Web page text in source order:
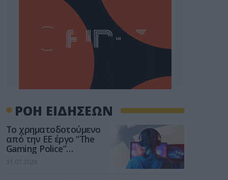
ΡΟΗ ΕΙΔΗΣΕΩΝ
Το χρηματοδοτούμενο
από την ΕΕ έργο “The
Gaming Police”
ενισχύει την ασφάλεια
των παιδιών στο
31.07.2026